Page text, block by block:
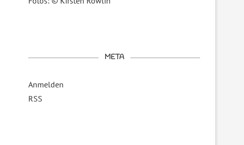
META
Anmelden
RSS